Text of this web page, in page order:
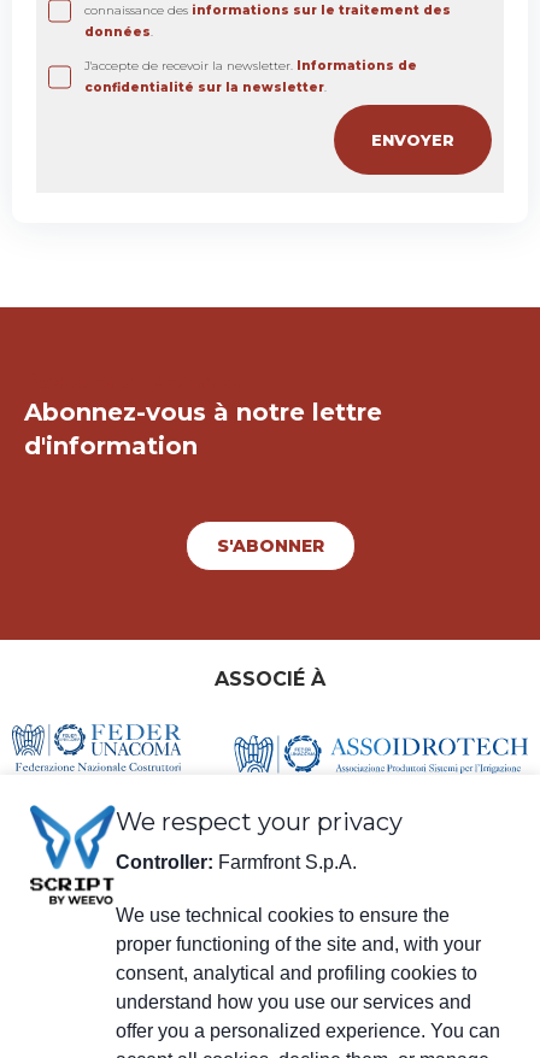
connaissance des informations sur le traitement des
données
J'accepte de recevoir la newsletter. Informations de
confidentialité sur la newsletter
Abonnez-vous à notre lettre
d'information
S'ABONNER
ASSOCIÉ À
Informations légales
Farmfront S.p.A.
Usine et Siège social: Via S. Eusebio 7, 41014 Castelvetro di Modena (MO) -
We respect your privacy
Controller: Farmfront S.p.A.
We use technical cookies to ensure the
proper functioning of the site and, with your
consent, analytical and profiling cookies to
understand how you use our services and
offer you a personalized experience. You can